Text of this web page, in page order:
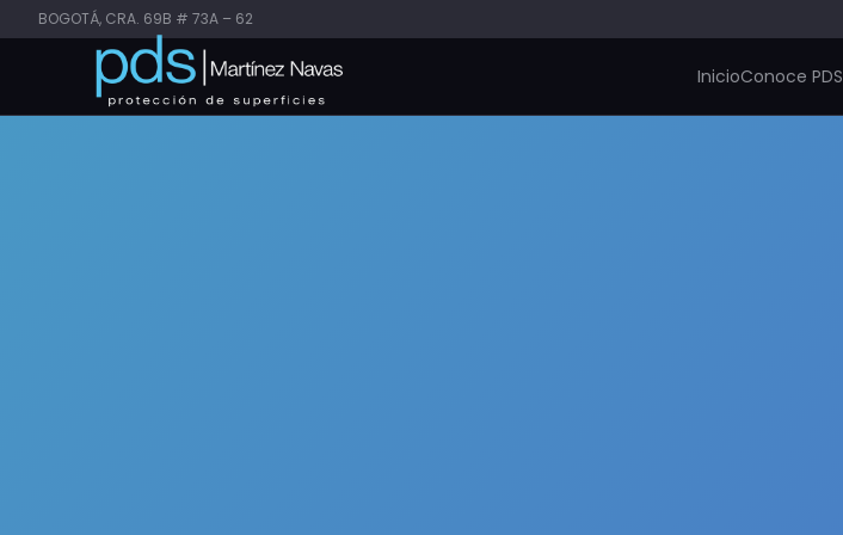
BOGOTÁ, CRA. 69B # 73A – 62
InicioConoce PDS